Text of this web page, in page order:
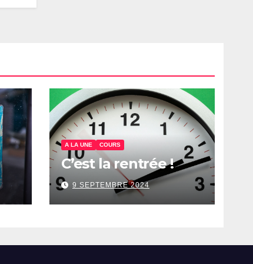
A LA UNE COURS
C’est la rentrée !
9 SEPTEMBRE 2024